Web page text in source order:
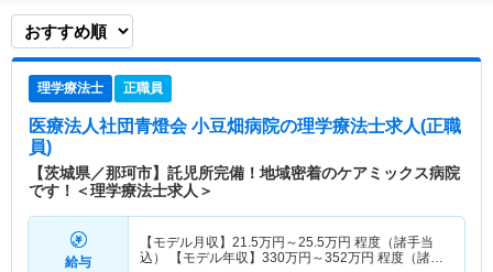
理学療法士 正職員
医療法人社団青燈会 小豆畑病院の理学療法士求人(正職
員)
【茨城県／那珂市】託児所完備！地域密着のケアミックス病院
です！＜理学療法士求人＞
給与
【モデル月収】 21.5万円～25.5万円 程度（諸手当
込） 【モデル年収】 330万円～352万円 程度（諸手